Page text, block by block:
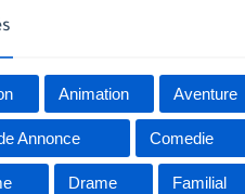
Animation Aventure
Annonce Comedie
Drame Familial